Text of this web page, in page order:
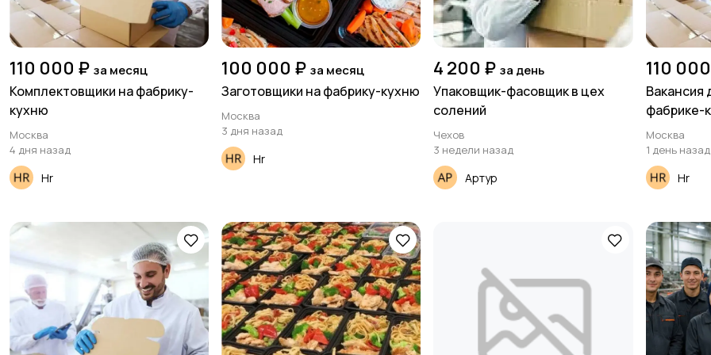
110 000 ₽ за месяц
Комплектовщики на фабрику-
кухню
Москва
4 дня назад
Hr
100 000 ₽ за месяц
Заготовщики на фабрику-кухню
Москва
3 дня назад
Hr
4 200 ₽ за день
Упаковщик-фасовщик в цех
солений
Чехов
3 недели назад
Артур
110
Вакансия
фабрике-
Москва
1 день назад
Hr